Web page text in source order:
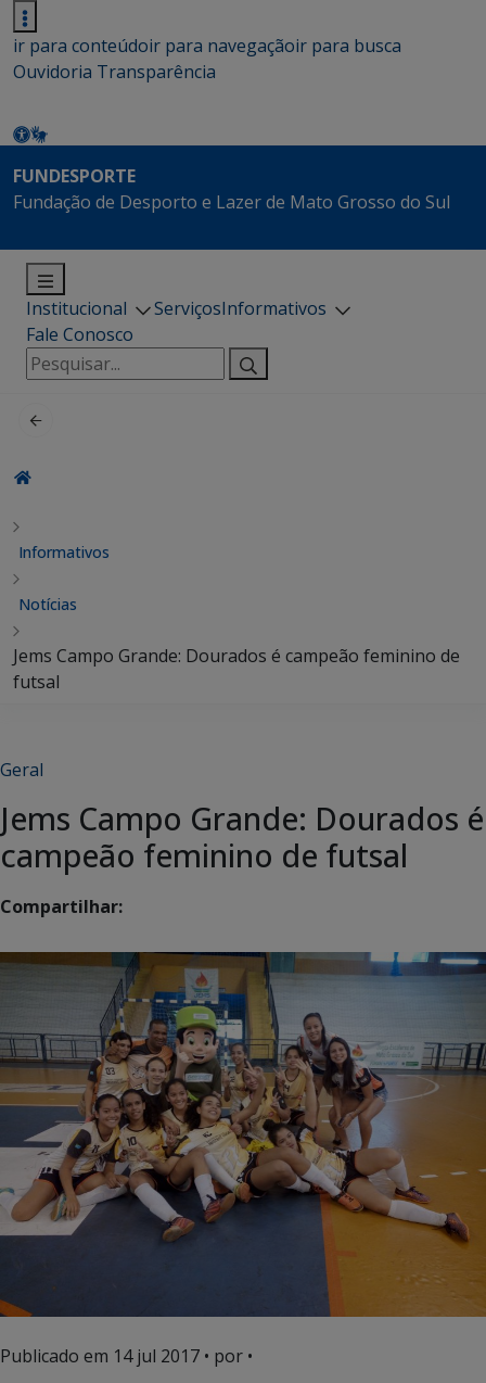
ir para conteúdoir para navegaçãoir para busca
Ouvidoria Transparência
FUNDESPORTE
Fundação de Desporto e Lazer de Mato Grosso do Sul
Institucional ServiçosInformativos
Fale Conosco
Pesquisar
por:
Informativos
Notícias
Jems Campo Grande: Dourados é campeão feminino de
futsal
Geral
Jems Campo Grande: Dourados é
campeão feminino de futsal
Compartilhar:
Publicado em 14 jul 2017 • por •